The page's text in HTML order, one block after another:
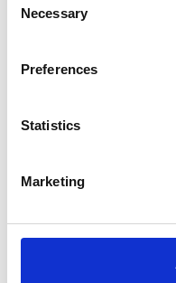
Selection
Necessary
Preferences
Statistics
Marketing
Reizigers die naar
versterkt.
frequenter rijdt